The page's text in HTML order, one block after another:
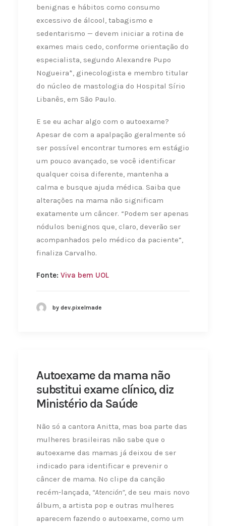
benignas e hábitos como consumo
excessivo de álcool, tabagismo e
sedentarismo — devem iniciar a rotina de
exames mais cedo, conforme orientação do
especialista, segundo Alexandre Pupo
Nogueira*, ginecologista e membro titular
do núcleo de mastologia do Hospital Sírio
Libanês, em São Paulo.
E se eu achar algo com o autoexame?
Apesar de com a apalpação geralmente só
ser possível encontrar tumores em estágio
um pouco avançado, se você identificar
qualquer coisa diferente, mantenha a
calma e busque ajuda médica. Saiba que
alterações na mama não significam
exatamente um câncer. “Podem ser apenas
nódulos benignos que, claro, deverão ser
acompanhados pelo médico da paciente”,
finaliza Carvalho.
Fonte: Viva bem UOL
by dev.pixelmade
Autoexame da mama não
substitui exame clínico, diz
Ministério da Saúde
Não só a cantora Anitta, mas boa parte das
mulheres brasileiras não sabe que o
autoexame das mamas já deixou de ser
indicado para identificar e prevenir o
câncer de mama. No clipe da canção
recém-lançada, “Atención”, de seu mais novo
álbum, a artista pop e outras mulheres
aparecem fazendo o autoexame, como um